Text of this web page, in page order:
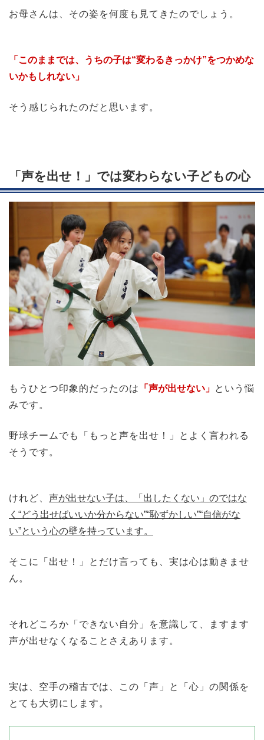
お母さんは、その姿を何度も見てきたのでしょう。
「このままでは、うちの子は“変わるきっかけ”をつかめな
いかもしれない」
そう感じられたのだと思います。
「声を出せ！」では変わらない子どもの心
もうひとつ印象的だったのは 「声が出せない」 という悩
みです。
野球チームでも「もっと声を出せ！」とよく言われる
そうです。
けれど、 声が出せない子は、「出したくない」のではな
く“どう出せばいいか分からない”“恥ずかしい”“自信がな
い”という心の壁を持っています。
そこに「出せ！」とだけ言っても、実は心は動きませ
ん。
それどころか「できない自分」を意識して、ますます
声が出せなくなることさえあります。
実は、空手の稽古では、この「声」と「心」の関係を
とても大切にします。